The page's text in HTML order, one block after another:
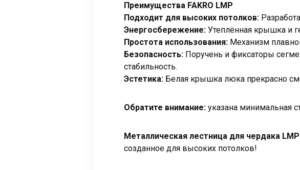
Преимущества FAKRO LMP
Подходит для высоких потолков:
Энергосбережение: Утеплённая крышка и
Простота использования: Механизм
Безопасность: Поручень и фиксаторы
стабильность.
Эстетика: Белая крышка люка прекрасно
Обратите внимание: указана минимальная
Металлическая лестница для чердака LMP
созданное для высоких потолков!